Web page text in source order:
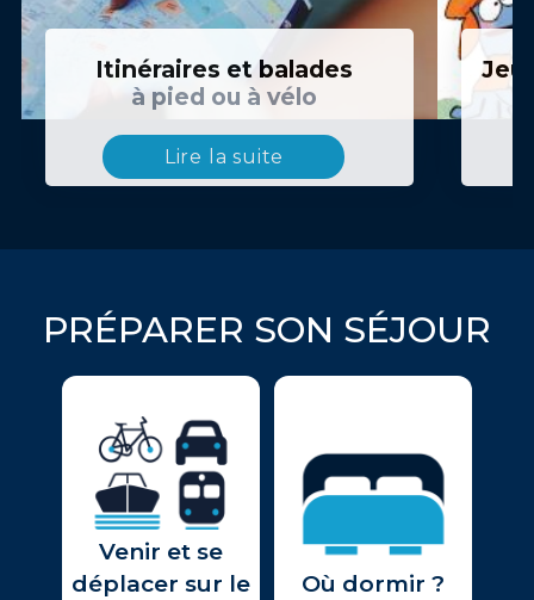
Itinéraires et balades
à pied ou à vélo
Lire la suite
PRÉPARER SON SÉJOUR
Venir et se
déplacer sur le
Où dormir ?